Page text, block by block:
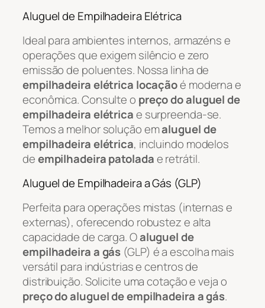
Aluguel de Empilhadeira Elétrica
Ideal para ambientes internos, armazéns e
operações que exigem silêncio e zero
emissão de poluentes. Nossa linha de
empilhadeira elétrica locaçãoé moderna e
econômica. Consulte o preço do aluguel de
empilhadeira elétricae surpreenda-se.
Temos a melhor solução emaluguel de
empilhadeira elétrica, incluindo modelos
deempilhadeira patoladae retrátil.
Aluguel de Empilhadeira a Gás (GLP)
Perfeita para operações mistas (internas e
externas), oferecendo robustez e alta
capacidade de carga. Oaluguel de
empilhadeira a gás (GLP) é a escolha mais
versátil para indústrias e centros de
distribuição. Solicite uma cotação e veja o
preço do aluguel de empilhadeira a gás.